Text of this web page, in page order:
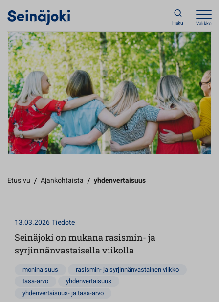
Haku Valikko
Etusivu / Ajankohtaista / yhdenvertaisuus
13.03.2026Tiedote
Seinäjoki on mukana rasismin- ja
syrjinnänvastaisella viikolla
moninaisuus
rasismin- ja syrjinnänvastainen viikko
tasa-arvo
yhdenvertaisuus
yhdenvertaisuus- ja tasa-arvo